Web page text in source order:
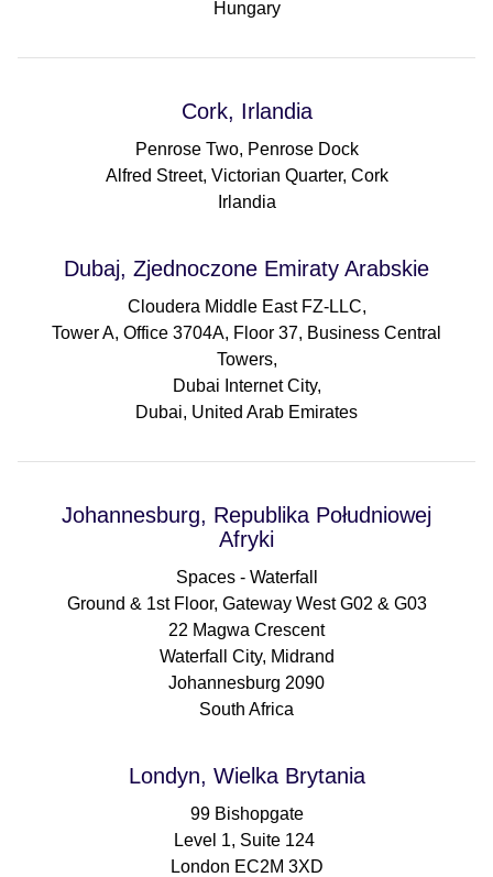
Hungary
Cork, Irlandia
Penrose Two, Penrose Dock
Alfred Street, Victorian Quarter, Cork
Irlandia
Dubaj, Zjednoczone Emiraty Arabskie
Cloudera Middle East FZ-LLC,
Tower A, Office 3704A, Floor 37, Business Central
Towers,
Dubai Internet City,
Dubai, United Arab Emirates
Johannesburg, Republika Południowej
Afryki
Spaces - Waterfall
Ground & 1st Floor, Gateway West G02 & G03
22 Magwa Crescent
Waterfall City, Midrand
Johannesburg 2090
South Africa
Londyn, Wielka Brytania
99 Bishopgate
Level 1, Suite 124
London EC2M 3XD